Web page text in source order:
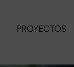
PROYECTOS